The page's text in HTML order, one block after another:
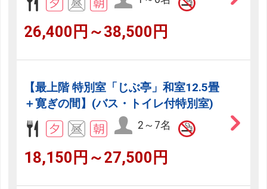
26,400円～38,500円
【最上階 特別室「じぶ亭」和室12.5畳
＋寛ぎの間】(バス・トイレ付特別室)
2～7名
18,150円～27,500円